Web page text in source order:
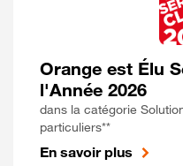
Orange est Élu
l'Année 2026
dans la catégorie
particuliers**
En savoir plus